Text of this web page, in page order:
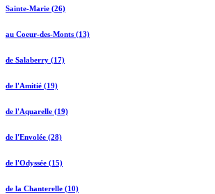
Sainte-Marie (26)
au Coeur-des-Monts (13)
de Salaberry (17)
de l'Amitié (19)
de l'Aquarelle (19)
de l'Envolée (28)
de l'Odyssée (15)
de la Chanterelle (10)